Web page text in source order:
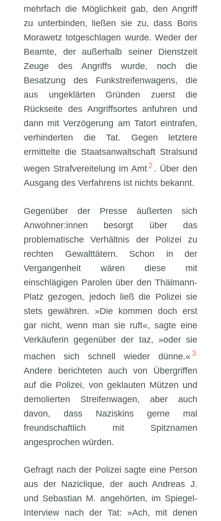
mehrfach die Möglichkeit gab, den Angriff
zu unterbinden, ließen sie zu, dass Boris
Morawetz totgeschlagen wurde. Weder der
Beamte, der außerhalb seiner Dienstzeit
Zeuge des Angriffs wurde, noch die
Besatzung des Funkstreifenwagens, die
aus ungeklärten Gründen zuerst die
Rückseite des Angriffsortes anfuhren und
dann mit Verzögerung am Tatort eintrafen,
verhinderten die Tat. Gegen letztere
ermittelte die Staatsanwaltschaft Stralsund
wegen Strafvereitelung im Amt 2 . Über den
Ausgang des Verfahrens ist nichts bekannt.
Gegenüber der Presse äußerten sich
Anwohner:innen besorgt über das
problematische Verhältnis der Polizei zu
rechten Gewalttätern. Schon in der
Vergangenheit wären diese mit
einschlägigen Parolen über den Thälmann-
Platz gezogen, jedoch ließ die Polizei sie
stets gewähren. »Die kommen doch erst
gar nicht, wenn man sie ruft«, sagte eine
Verkäuferin gegenüber der taz, »oder sie
machen sich schnell wieder dünne.« 3
Andere berichteten auch von Übergriffen
auf die Polizei, von geklauten Mützen und
demolierten Streifenwagen, aber auch
davon, dass Naziskins gerne mal
freundschaftlich mit Spitznamen
angesprochen würden.
Gefragt nach der Polizei sagte eine Person
aus der Naziclique, der auch Andreas J.
und Sebastian M. angehörten, im Spiegel-
Interview nach der Tat: »Ach, mit denen